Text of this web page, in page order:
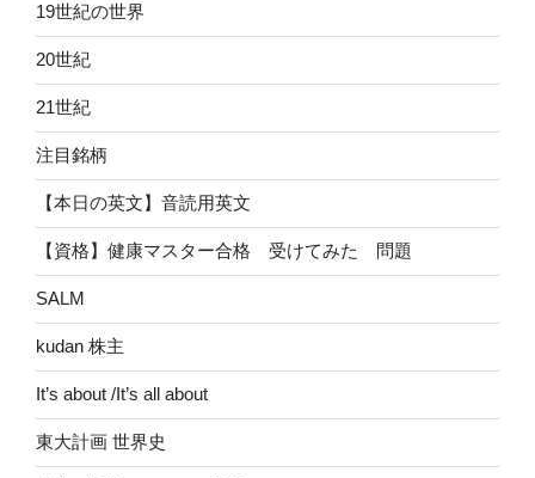
19世紀の世界
20世紀
21世紀
注目銘柄
【本日の英文】音読用英文
【資格】健康マスター合格 受けてみた 問題
SALM
kudan 株主
It’s about /It’s all about
東大計画 世界史